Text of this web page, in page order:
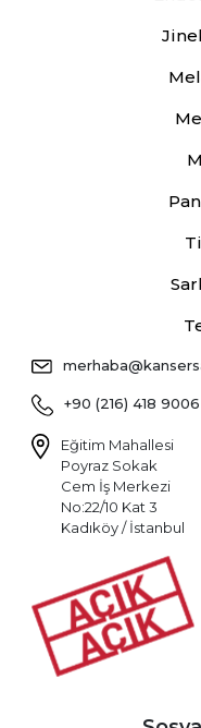
+90 (216) 418 9006
Eğitim Mahallesi
Poyraz Sokak
Cem İş Merkezi
No:22/10 Kat 3
Kadıköy / İstanbul